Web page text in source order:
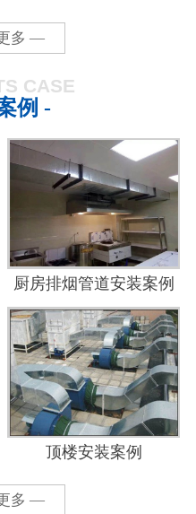
多 —
CASE
例 -
厨房排烟管道安装案例
顶楼安装案例
多 —